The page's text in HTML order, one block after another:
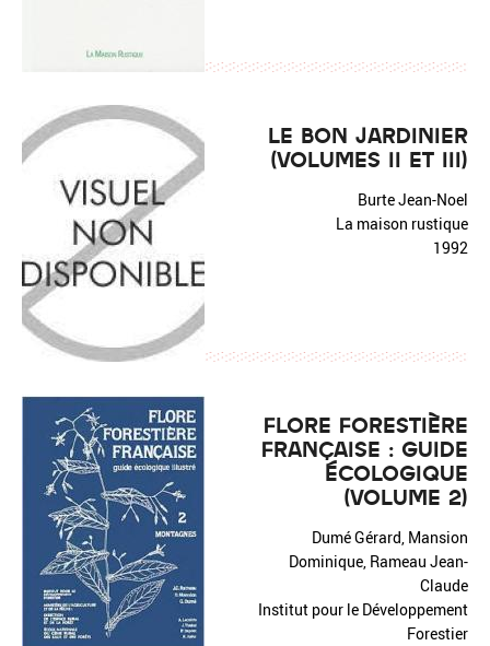
LE BON JARDINIER
(VOLUMES II ET III)
Burte Jean-Noel
La maison rustique
1992
FLORE FORESTIÈRE
FRANÇAISE : GUIDE
ÉCOLOGIQUE
(VOLUME 2)
Dumé Gérard, Mansion
Dominique, Rameau Jean-
Claude
Institut pour le Développement
Forestier